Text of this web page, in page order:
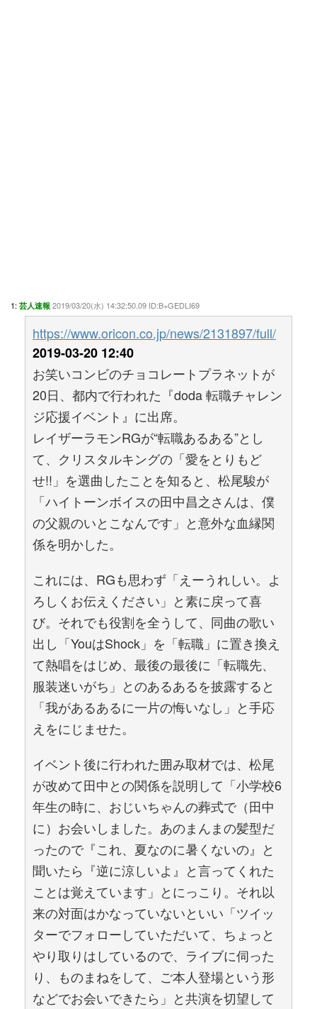
1: 芸人速報 2019/03/20(水) 14:32:50.09 ID:B+GEDLI69
https://www.oricon.co.jp/news/2131897/full/
2019-03-20 12:40
お笑いコンビのチョコレートプラネットが
20日、都内で行われた『doda 転職チャレン
ジ応援イベント』に出席。
レイザーラモンRGが“転職あるある”とし
て、クリスタルキングの「愛をとりもど
せ!!」を選曲したことを知ると、松尾駿が
「ハイトーンボイスの田中昌之さんは、僕
の父親のいとこなんです」と意外な血縁関
係を明かした。
これには、RGも思わず「えーうれしい。よ
ろしくお伝えください」と素に戻って喜
び。それでも役割を全うして、同曲の歌い
出し「YouはShock」を「転職」に置き換え
て熱唱をはじめ、最後の最後に「転職先、
服装迷いがち」とのあるあるを披露すると
「我があるあるに一片の悔いなし」と手応
えをにじませた。
イベント後に行われた囲み取材では、松尾
が改めて田中との関係を説明して「小学校6
年生の時に、おじいちゃんの葬式で（田中
に）お会いしました。あのまんまの髪型だ
ったので『これ、夏なのに暑くないの』と
聞いたら『逆に涼しいよ』と言ってくれた
ことは覚えています」とにっこり。それ以
来の対面はかなっていないといい「ツイッ
ターでフォローしていただいて、ちょっと
やり取りはしているので、ライブに伺った
り、ものまねをして、ご本人登場という形
などでお会いできたら」と共演を切望して